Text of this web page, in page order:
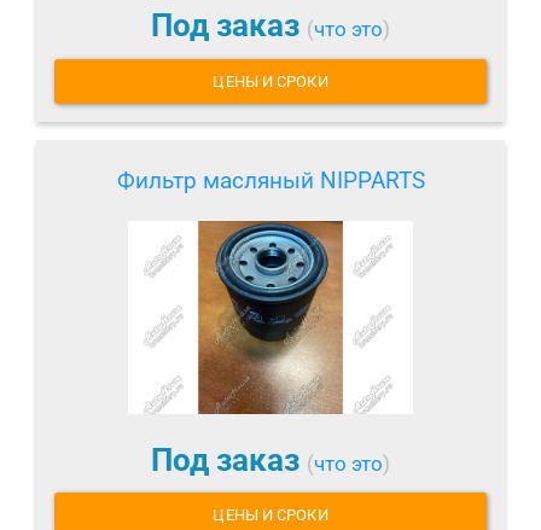
Под заказ (что это)
ЦЕНЫ И СРОКИ
Фильтр масляный NIPPARTS
Под заказ (что это)
ЦЕНЫ И СРОКИ